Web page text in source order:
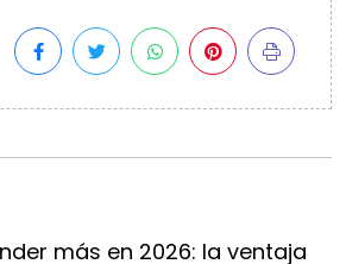
más en 2026: la ventaja